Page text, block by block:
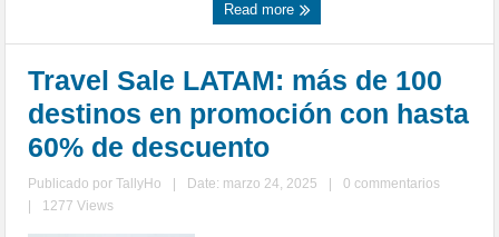
Read more
Travel Sale LATAM: más de 100
destinos en promoción con hasta
60% de descuento
Publicado porTallyHo Date: marzo 24, 2025
0 commentarios
1277 Views